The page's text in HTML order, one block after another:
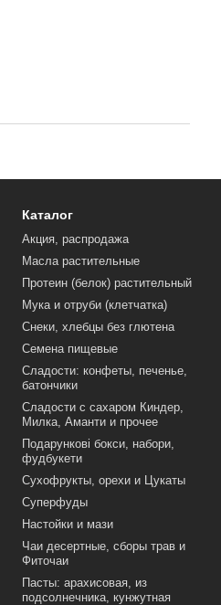
Каталог
Акция, распродажа
Масла растительные
Протеин (белок) растительный
Мука и отруби (клетчатка)
Снеки, хлебцы без глютена
Семена пищевые
Сладости: конфеты, печенье,
батончики
Сладости с сахаром Киндер,
Милка, Аманти и прочее
Подарункові бокси, набори,
фудбукети
Сухофрукты, орехи и Цукаты
Суперфуды
Настойки и мази
Чаи десертные, сборы трав и
Фиточаи
Пасты: арахисовая, из
подсолнечника, кунжутная